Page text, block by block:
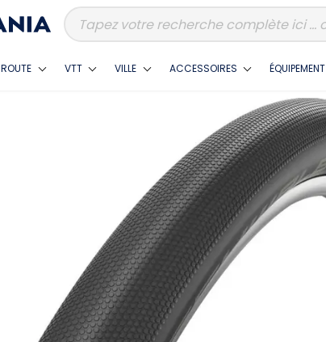
ROUTE VTT VILLE ACCESSOIRES ÉQUIPEMENT